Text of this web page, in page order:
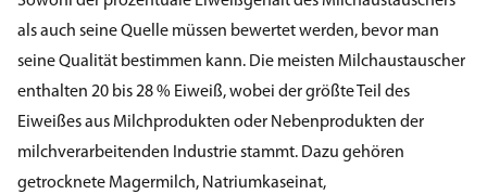
als auch seine Quelle müssen bewertet werden, bevor man
seine Qualität bestimmen kann. Die meisten Milchaustauscher
enthalten 20 bis 28 % Eiweiß, wobei der größte Teil des
Eiweißes aus Milchprodukten oder Nebenprodukten der
milchverarbeitenden Industrie stammt. Dazu gehören
getrocknete Magermilch, Natriumkaseinat,